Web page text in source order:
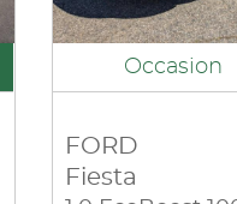
Occasion
FORD
Fiesta